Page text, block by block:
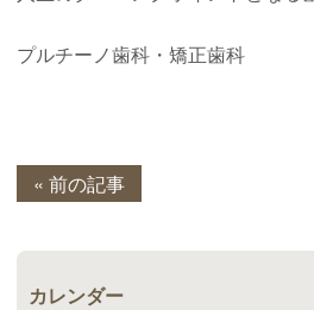
プルチーノ歯科・矯正歯科
« 前の記事
カレンダー